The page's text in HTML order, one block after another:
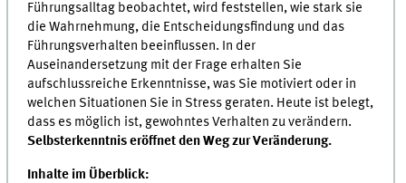
Führungsalltag beobachtet, wird feststellen, wie stark sie
die Wahrnehmung, die Entscheidungsfindung und das
Führungsverhalten beeinflussen. In der
Auseinandersetzung mit der Frage erhalten Sie
aufschlussreiche Erkenntnisse, was Sie motiviert oder in
welchen Situationen Sie in Stress geraten. Heute ist belegt,
dass es möglich ist, gewohntes Verhalten zu verändern.
Selbsterkenntnis eröffnet den Weg zur Veränderung.
Inhalte im Überblick: